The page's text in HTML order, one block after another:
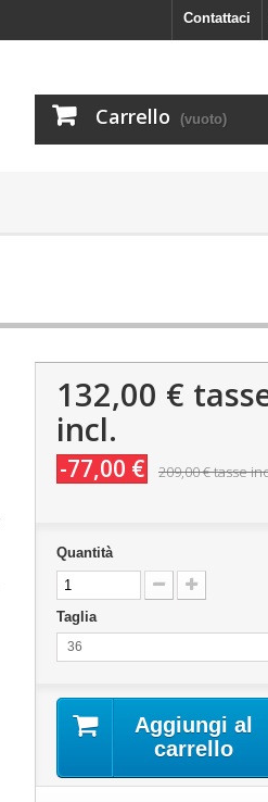
Contattaci
Carrello (vuoto)
132,00 €
incl.
-77,00 € 209,00 €tasse
Quantità
Taglia
36
Aggiungi al
carrello